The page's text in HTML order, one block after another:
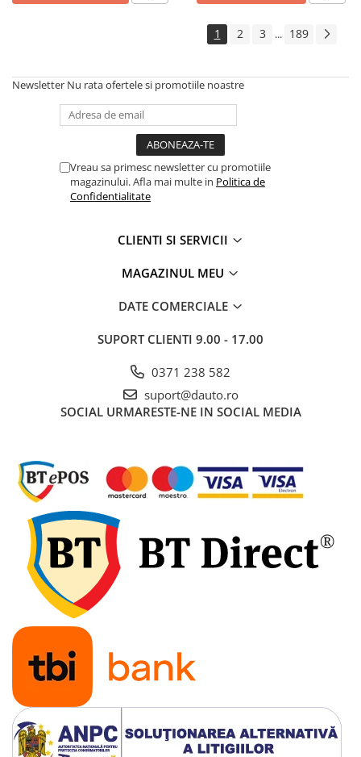
Mufe si conectori auto etansi
Prize, stechere si adaptoare
remorca N/S, 7/15 Pini
Relee auto
Socluri pentru becuri auto
Suporturi si socluri sigurante auto
Degripante, lubrifianti, creme si
Accesorii si Echipamente Auto
Lanturi si sisteme antiderapante
auto
Lopeti zapada auto
Perii si raclete auto pentru iarna
Accesorii Pneumatice – Furtune,
Mufe, Electrovalve
Electrovalve si Supape Pneumatice
Furtune Pneumatice pentru Aer
Comprimat
Furtune si Pistoale pentru Umflat
Roti
Mufe de Cuplare Aer
Pistoale de Suflat Aer
Racorduri si Cuplaje Rapide
Pneumatice
1 2 3 ... 189
Newsletter Nu rata ofertele si promotiile noastre
Vreau sa primesc newsletter cu promotiile
magazinului. Afla mai multe in Politica de
Confidentialitate
CLIENTI SI SERVICII
MAGAZINUL MEU
DATE COMERCIALE
SUPORT CLIENTI 9.00 - 17.00
0371 238 582
suport@dauto.ro
SOCIAL URMARESTE-NE IN SOCIAL MEDIA